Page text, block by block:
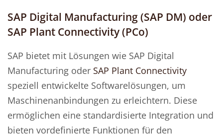
SAP Digital Manufacturing (SAP DM) oder
SAP Plant Connectivity (PCo)
SAP bietet mit Lösungen wie SAP Digital
Manufacturing oder SAP Plant Connectivity
speziell entwickelte Softwarelösungen, um
Maschinenanbindungen zu erleichtern. Diese
ermöglichen eine standardisierte Integration und
bieten vordefinierte Funktionen für den